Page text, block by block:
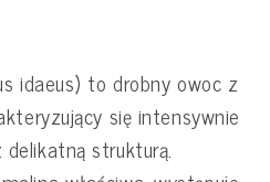
idaeus) to drobny owoc z
się intensywnie
strukturą.